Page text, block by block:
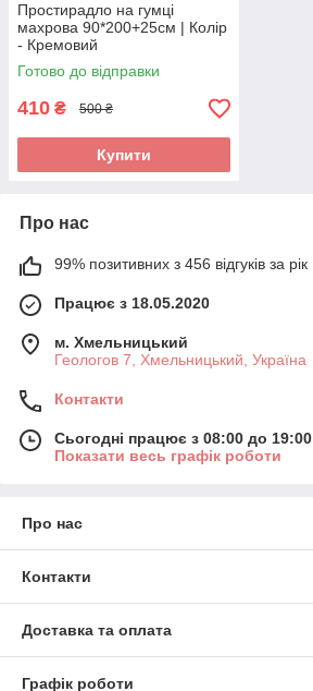
Простирадло на гумці
махрова 90*200+25см | Колір
- Кремовий
Готово до відправки
410 ₴ 500 ₴
Купити
Про нас
99% позитивних з 456 відгуків за рік
Працює з 18.05.2020
м. Хмельницький
Геологов 7, Хмельницький, Україна
Контакти
Сьогодні працює з 08:00 до 19:00
Показати весь графік роботи
Про нас
Контакти
Доставка та оплата
Графік роботи